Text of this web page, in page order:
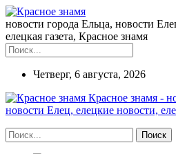
новости города Ельца, новости
елецкая газета, Красное знамя
Четверг, 6 августа, 2026
Красное знамя -
новости Елец, елецкие новости,